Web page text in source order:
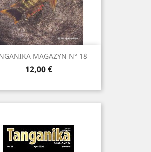
MAGAZYN N° 18
Prix
12,00 €